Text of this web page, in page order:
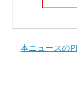
本ニュースの